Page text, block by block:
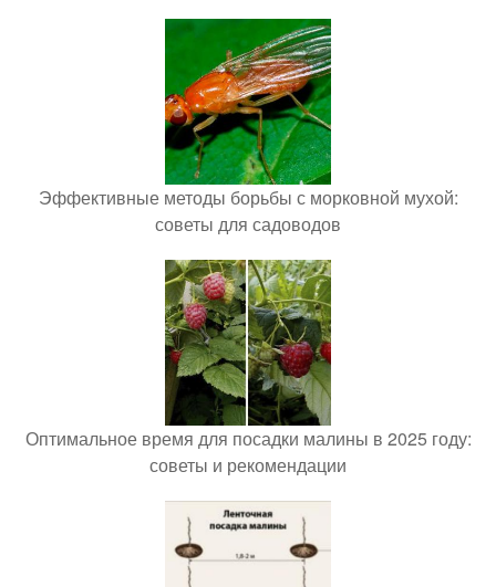
Эффективные методы борьбы с морковной мухой:
советы для садоводов
Оптимальное время для посадки малины в 2025 году:
советы и рекомендации